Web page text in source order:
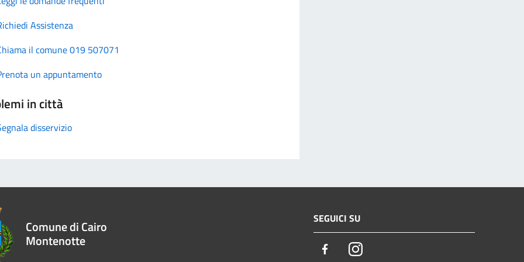
Assistenza
il comune 019 507071
un appuntamento
in città
disservizio
Comune di Cairo
Montenotte
SEGUICI SU
FacebookInstagram